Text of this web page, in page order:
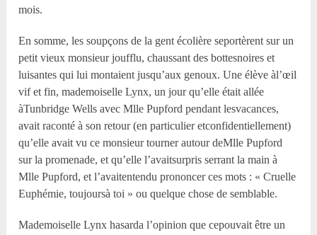
mois.
En somme, les soupçons de la gent écolière seportèrent sur un
petit vieux monsieur joufflu, chaussant des bottesnoires et
luisantes qui lui montaient jusqu’aux genoux. Une élève àl’œil
vif et fin, mademoiselle Lynx, un jour qu’elle était allée
àTunbridge Wells avec Mlle Pupford pendant lesvacances,
avait raconté à son retour (en particulier etconfidentiellement)
qu’elle avait vu ce monsieur tourner autour deMlle Pupford
sur la promenade, et qu’elle l’avaitsurpris serrant la main à
Mlle Pupford, et l’avaitentendu prononcer ces mots : « Cruelle
Euphémie, toujoursà toi » ou quelque chose de semblable.
Mademoiselle Lynx hasarda l’opinion que cepouvait être un